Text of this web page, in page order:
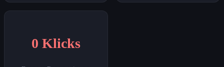
0 Klicks